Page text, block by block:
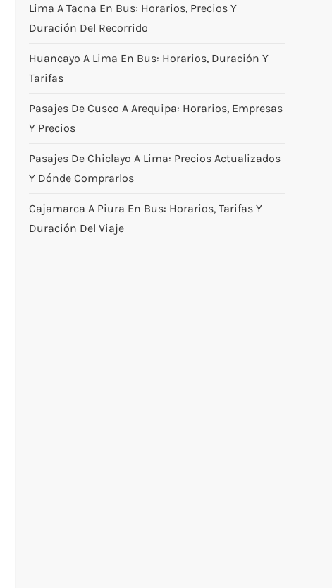
Lima A Tacna En Bus: Horarios, Precios Y
Duración Del Recorrido
Huancayo A Lima En Bus: Horarios, Duración Y
Tarifas
Pasajes De Cusco A Arequipa: Horarios, Empresas
Y Precios
Pasajes De Chiclayo A Lima: Precios Actualizados
Y Dónde Comprarlos
Cajamarca A Piura En Bus: Horarios, Tarifas Y
Duración Del Viaje